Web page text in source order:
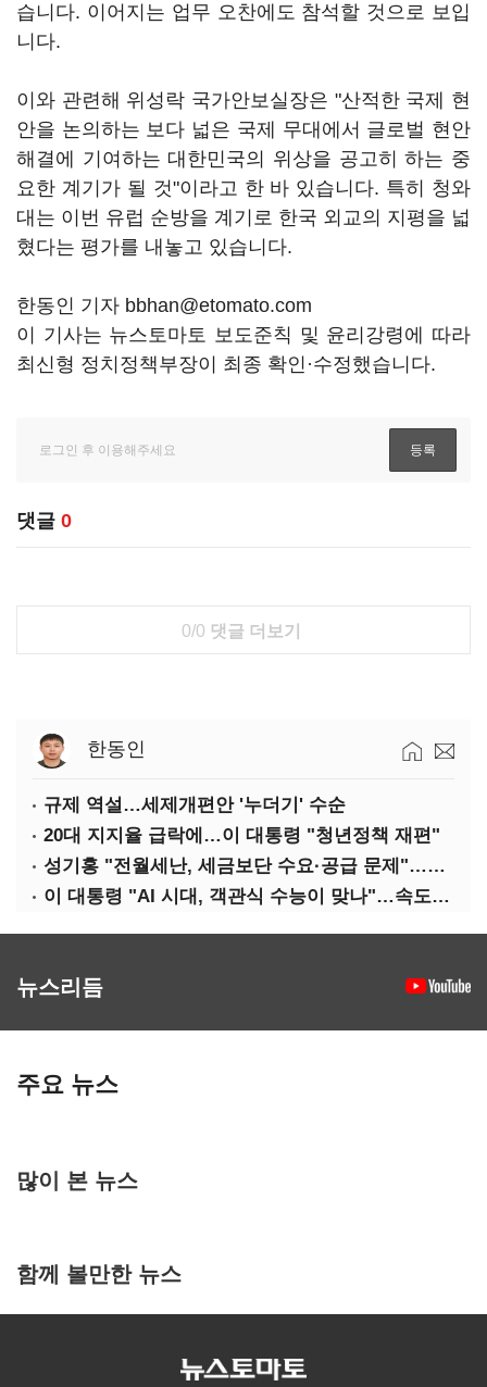
습니다. 이어지는 업무 오찬에도 참석할 것으로 보입
니다.
이와 관련해 위성락 국가안보실장은 "산적한 국제 현
안을 논의하는 보다 넓은 국제 무대에서 글로벌 현안
해결에 기여하는 대한민국의 위상을 공고히 하는 중
요한 계기가 될 것"이라고 한 바 있습니다. 특히 청와
대는 이번 유럽 순방을 계기로 한국 외교의 지평을 넓
혔다는 평가를 내놓고 있습니다.
한동인 기자 bbhan@etomato.com
이 기사는 뉴스토마토 보도준칙 및 윤리강령에 따라
최신형 정치정책부장이 최종 확인·수정했습니다.
댓글 0
0/0 댓글 더보기
한동인
규제 역설…세제개편안 '누더기' 수순
20대 지지율 급락에…이 대통령 "청년정책 재편"
성기홍 "전월세난, 세금보단 수요·공급 문제"…닥공 시사
이 대통령 "AI 시대, 객관식 수능이 맞나"…속도전 '경계'
뉴스리듬
주요 뉴스
많이 본 뉴스
함께 볼만한 뉴스